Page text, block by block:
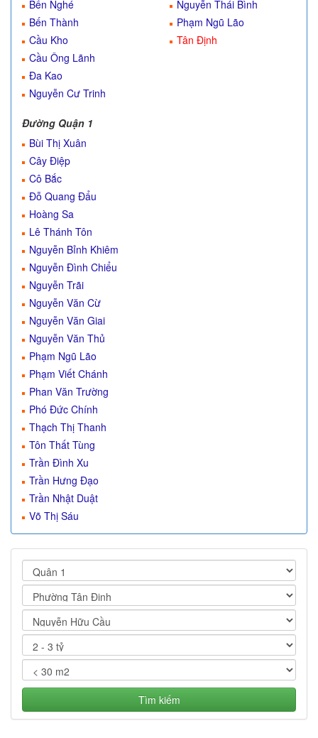
Bến Nghé
Bến Thành
Cầu Kho
Cầu Ông Lãnh
Đa Kao
Nguyễn Cư Trinh
Nguyễn Thái Bình
Phạm Ngũ Lão
Tân Định
Đường Quận 1
Bùi Thị Xuân
Cây Điệp
Cô Bắc
Đỗ Quang Đẩu
Hoàng Sa
Lê Thánh Tôn
Nguyễn Bỉnh Khiêm
Nguyễn Đình Chiểu
Nguyễn Trãi
Nguyễn Văn Cừ
Nguyễn Văn Giai
Nguyễn Văn Thủ
Phạm Ngũ Lão
Phạm Viết Chánh
Phan Văn Trường
Phó Đức Chính
Thạch Thị Thanh
Tôn Thất Tùng
Trần Đình Xu
Trần Hưng Đạo
Trần Nhật Duật
Võ Thị Sáu
Tìm kiếm